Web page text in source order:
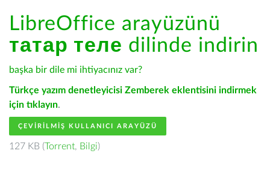
LibreOffice arayüzünü
татар теле dilinde indirin
başka bir dile mi ihtiyacınız var?
Türkçe yazım denetleyicisi Zemberek eklentisini indirmek
için tıklayın.
ÇEVIRILMIŞ KULLANICI ARAYÜZÜ
127 KB (Torrent, Bilgi)